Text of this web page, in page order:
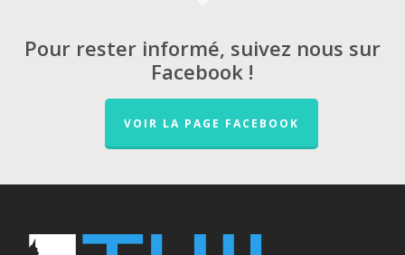
Pour rester informé, suivez nous sur
Facebook !
VOIR LA PAGE FACEBOOK